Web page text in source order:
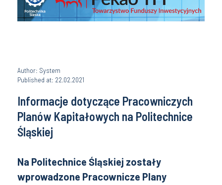
Author: System
Published at: 22.02.2021
Informacje dotyczące Pracowniczych
Planów Kapitałowych na Politechnice
Śląskiej
Na Politechnice Śląskiej zostały
wprowadzone Pracownicze Plany